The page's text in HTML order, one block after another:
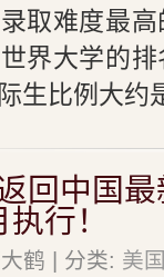
取难度最
界大学的
生比例大约
回中国
行！
鹤 | 分类: 美